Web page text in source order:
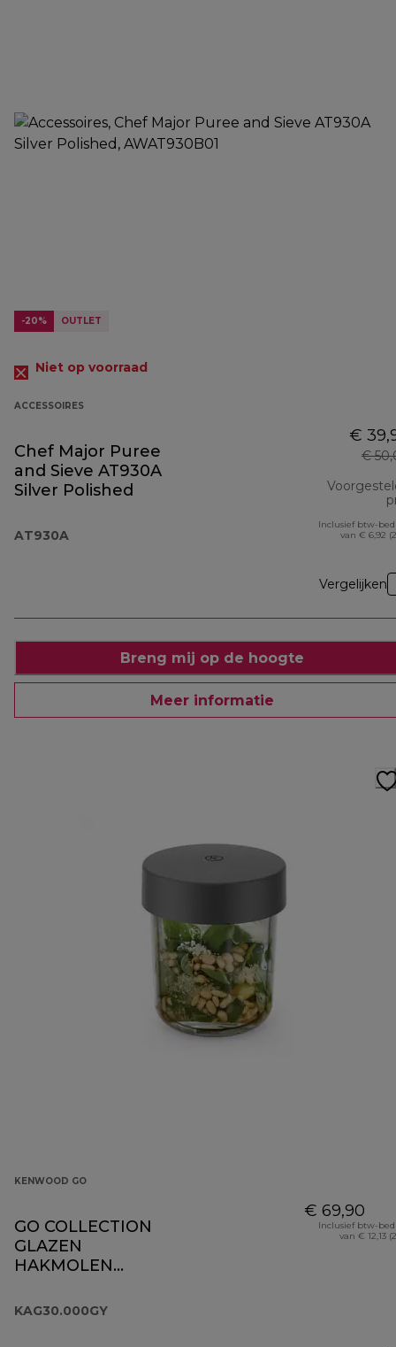
-20% OUTLET
Niet op voorraad
ACCESSOIRES
Chef Major Puree
and Sieve AT930A
Silver Polished
AT930A
€
€
Inclusief btw-
van € 6,92
Vergelijken
Breng mij op de hoogte
Meer informatie
KENWOOD GO
GO COLLECTION
GLAZEN
HAKMOLEN
KAG30.000GY
€ 69,90
Inclusief btw-
van € 12,13